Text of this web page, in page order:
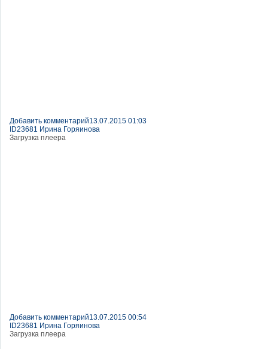
Добавить комментарий13.07.2015 01:03
ID23681 Ирина Горяинова
Загрузка плеера
Добавить комментарий13.07.2015 00:54
ID23681 Ирина Горяинова
Загрузка плеера